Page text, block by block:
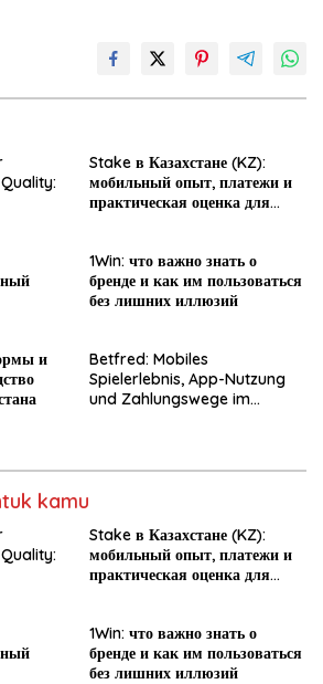
Stake в Казахстане (KZ):
мобильный опыт, платежи и
практическая оценка для
1Win: что важно знать о
бренде и как им пользоваться
без лишних иллюзий
и
Betfred: Mobiles
Spielerlebnis, App-Nutzung
und Zahlungswege im
kamu
Stake в Казахстане (KZ):
мобильный опыт, платежи и
практическая оценка для
1Win: что важно знать о
бренде и как им пользоваться
без лишних иллюзий